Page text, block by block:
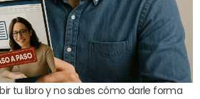
tu libro y no sabes cómo darle forma